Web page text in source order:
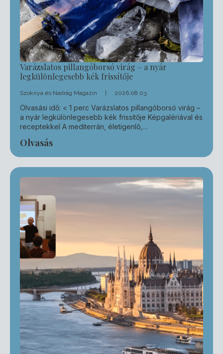
Varázslatos pillangóborsó virág – a nyár
legkülönlegesebb kék frissítője
Szoknya és Nadrág Magazin 2026.08.03.
Olvasási idő: < 1 perc Varázslatos pillangóborsó virág –
a nyár legkülönlegesebb kék frissítője Képgalériával és
receptekkel A mediterrán, életigenlő,…
Olvasás